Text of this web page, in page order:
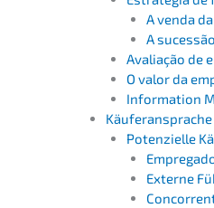
A venda
A
Avalia­ção de
O valor da
Infor­ma­ti­on
Poten­zi­el­le
Exter­ne